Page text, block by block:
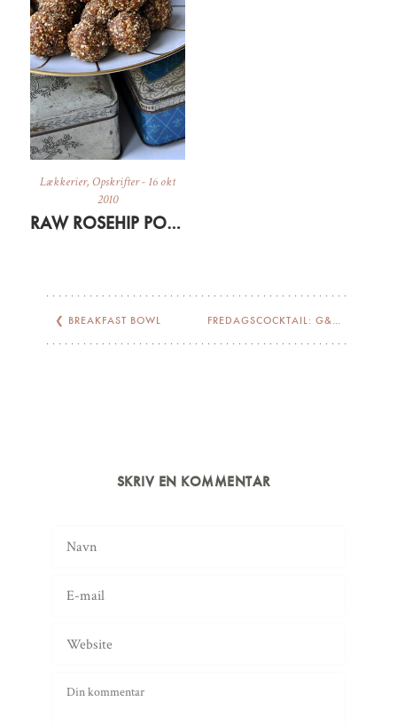
Lækkerier, Opskrifter- 16 okt
2010
RAW ROSEHIP POWERBARS
❮ BREAKFAST BOWL FREDAGSCOCKTAIL: G&T MED FIGEN OG VANILLE
SKRIV EN KOMMENTAR